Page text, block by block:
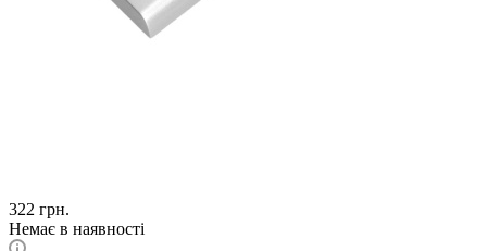
322 грн.
Немає в наявності